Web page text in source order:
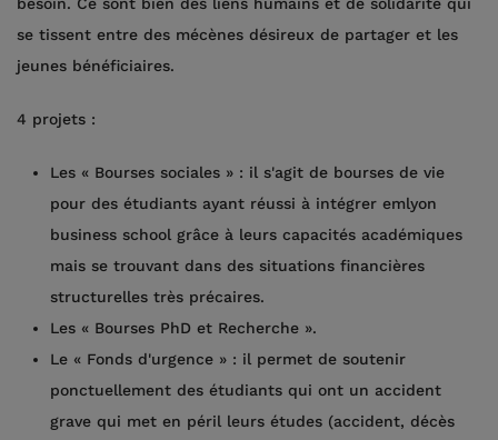
se tissent entre des mécènes désireux de partager et les
jeunes bénéficiaires.
4 projets :
Les « Bourses sociales » : il s'agit de bourses de vie
pour des étudiants ayant réussi à intégrer emlyon
business school grâce à leurs capacités académiques
mais se trouvant dans des situations financières
structurelles très précaires.
Les « Bourses PhD et Recherche ».
Le « Fonds d'urgence » : il permet de soutenir
ponctuellement des étudiants qui ont un accident
grave qui met en péril leurs études (accident, décès